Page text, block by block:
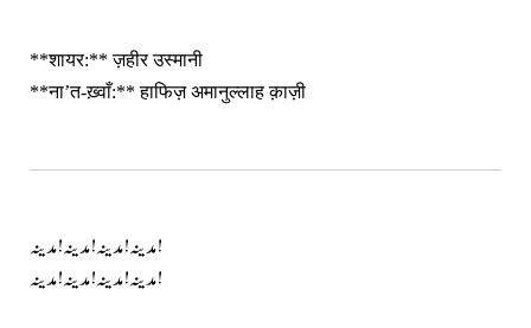
**शायर:** ज़हीर उस्मानी
**ना’त-ख़्वाँ:** हाफिज़ अमानुल्लाह क़ाज़ी
مدینہ! مدینہ! مدینہ! مدینہ!
مدینہ! مدینہ! مدینہ! مدینہ!